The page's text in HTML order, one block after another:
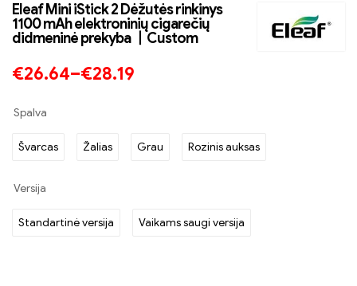
Eleaf Mini iStick 2 Dėžutės rinkinys
1100 mAh elektroninių cigarečių
didmeninė prekyba 丨Custom
€26.64–€28.19
Spalva
Švarcas Žalias Grau Rozinis auksas
Versija
Standartinė versija Vaikams saugi versija